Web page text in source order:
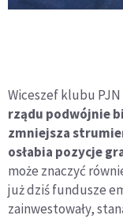
Wiceszef klubu PJN
rządu podwójnie
zmniejsza
osłabia pozycje
może znaczyć
już dziś fundusze
zainwestowały,